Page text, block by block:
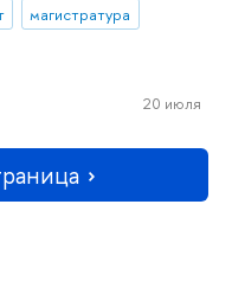
магистратура
20 июля